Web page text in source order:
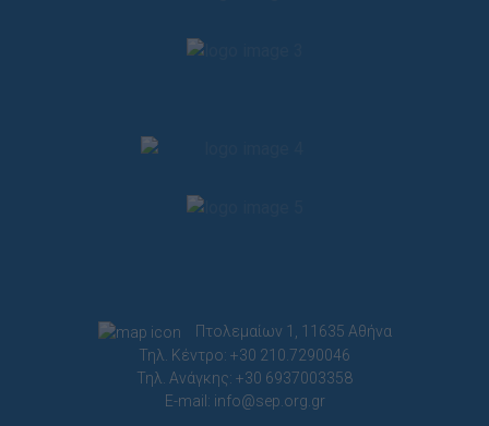
Πτολεμαίων 1, 11635 Αθήνα
Τηλ. Κέντρο: +30 210.7290046
Τηλ. Ανάγκης: +30 6937003358
E-mail: info@sep.org.gr